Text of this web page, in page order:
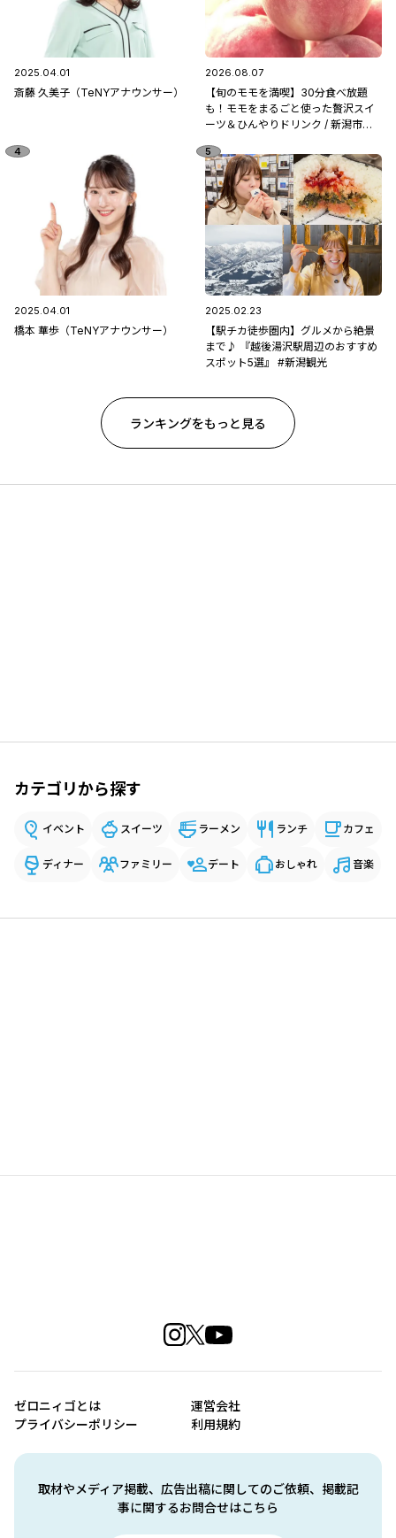
2025.04.01
斎藤 久美子（TeNYアナウンサー）
2026.08.07
【旬のモモを満喫】30分食べ放題
も！モモをまるごと使った贅沢スイ
ーツ＆ひんやりドリンク / 新潟市南
2025.04.01
橋本 華歩（TeNYアナウンサー）
2025.02.23
【駅チカ徒歩圏内】グルメから絶景
まで♪ 『越後湯沢駅周辺のおすすめ
スポット5選』 #新潟観光
ランキングをもっと見る
カテゴリから探す
イベント スイーツ ラーメン ランチ カフェ
ディナー ファミリー デート おしゃれ 音楽
取材やメディア掲載、広告出稿に関してのご依頼、掲載記
事に関するお問合せはこちら
ゼロニィゴとは
運営会社
プライバシーポリシー
利用規約